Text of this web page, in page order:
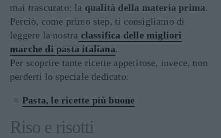
mai trascurato: la qualità della materia prima.
Perciò, come primo step, ti consigliamo di
leggere la nostra classifica delle migliori
marche di pasta italiana.
Per scoprire tante ricette appetitose, invece, non
perderti lo speciale dedicato:
Pasta, le ricette più buone
Riso e risotti